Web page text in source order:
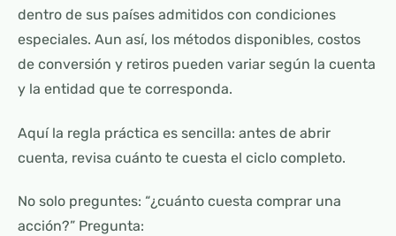
dentro de sus países admitidos con condiciones
especiales. Aun así, los métodos disponibles, costos
de conversión y retiros pueden variar según la cuenta
y la entidad que te corresponda.
Aquí la regla práctica es sencilla: antes de abrir
cuenta, revisa cuánto te cuesta el ciclo completo.
No solo preguntes: “¿cuánto cuesta comprar una
acción?” Pregunta: